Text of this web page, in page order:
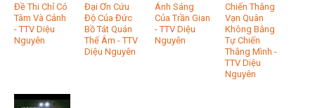
Đề Thi Chỉ Có
Tâm Và Cảnh
- TTV Diệu
Nguyên
Đại Ơn Cứu
Độ Của Đức
Bồ Tát Quán
Thế Âm - TTV
Diệu Nguyên
Ánh Sáng
Của Trần Gian
- TTV Diệu
Nguyên
Chiến Thắng
Vạn Quân
Không Bằng
Tự Chiến
Thắng Mình -
TTV Diệu
Nguyên